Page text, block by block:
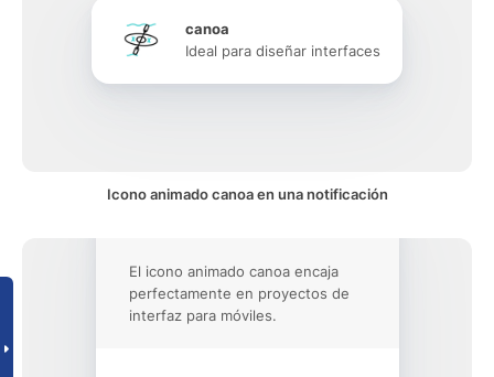
canoa
Ideal para diseñar interfaces
Icono animado canoa en una notificación
El icono animado canoa encaja
perfectamente en proyectos de
interfaz para móviles.